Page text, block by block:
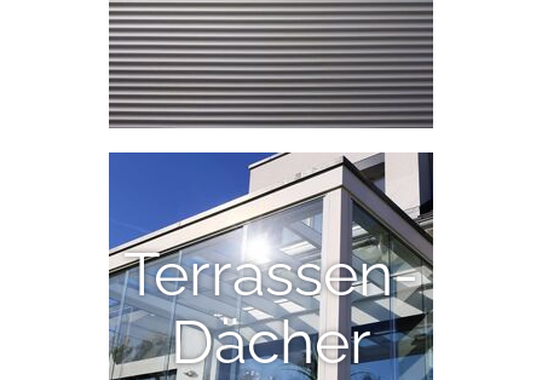
Terrassen-
Dächer